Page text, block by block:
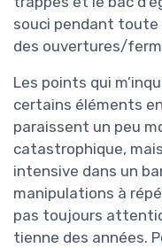
souci pendant toute
des ouvertures/
Les points qui
certains éléments en
paraissent un peu
catastrophique,
intensive dans un
manipulations à
pas toujours
tienne des années.